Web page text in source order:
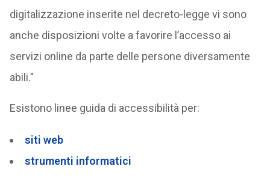
digitalizzazione inserite nel decreto-legge vi sono
anche disposizioni volte a favorire l’accesso ai
servizi online da parte delle persone diversamente
abili.”
Esistono linee guida di accessibilità per:
siti web
strumenti informatici